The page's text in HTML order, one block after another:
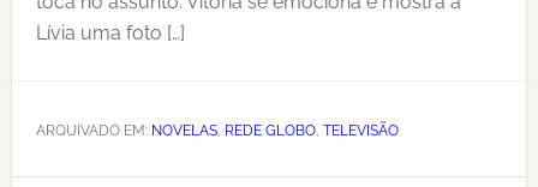
Lívia uma foto […]
ARQUIVADO EM: NOVELAS, REDE GLOBO, TELEVISÃO